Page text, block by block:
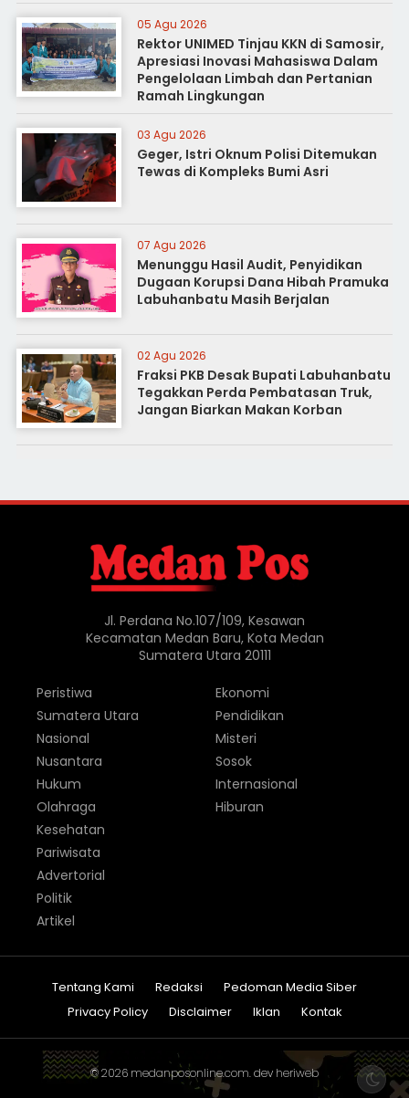
05 Agu 2026
Rektor UNIMED Tinjau KKN di Samosir,
Apresiasi Inovasi Mahasiswa Dalam
Pengelolaan Limbah dan Pertanian
Ramah Lingkungan
03 Agu 2026
Geger, Istri Oknum Polisi Ditemukan
Tewas di Kompleks Bumi Asri
07 Agu 2026
Menunggu Hasil Audit, Penyidikan
Dugaan Korupsi Dana Hibah Pramuka
Labuhanbatu Masih Berjalan
02 Agu 2026
Fraksi PKB Desak Bupati Labuhanbatu
Tegakkan Perda Pembatasan Truk,
Jangan Biarkan Makan Korban
Jl. Perdana No.107/109, Kesawan
Kecamatan Medan Baru, Kota Medan
Sumatera Utara 20111
Peristiwa
Sumatera Utara
Nasional
Nusantara
Hukum
Olahraga
Ekonomi
Pendidikan
Misteri
Sosok
Internasional
Hiburan
Kesehatan
Pariwisata
Advertorial
Politik
Artikel
Tentang Kami Redaksi
Pedoman Media Siber
Privacy Policy
Disclaimer Iklan Kontak
© 2026 medanposonline.com. dev heriweb